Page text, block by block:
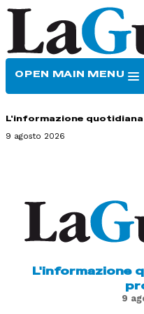
OPEN MAIN MENU
L'informazione quotidiana
9 agosto 2026
L'informazione
9